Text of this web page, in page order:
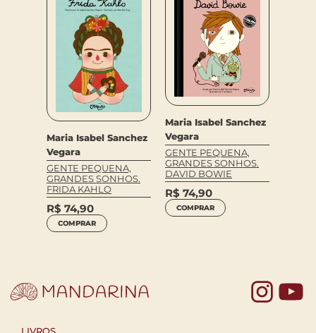
Maria Isabel Sanchez
Vegara
GENTE PEQUENA,
GRANDES SONHOS.
FRIDA KAHLO
R$ 74,90
COMPRAR
Maria Isabel Sanchez
Vegara
GENTE PEQUENA,
GRANDES SONHOS.
DAVID BOWIE
R$ 74,90
COMPRAR